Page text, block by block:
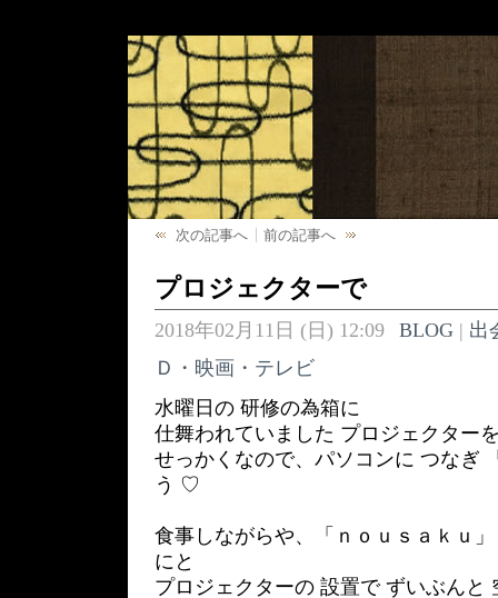
次の記事へ 前の記事へ
プロジェクターで
2018年02月11日 (日) 12:09 BLOG| 出
Ｄ・映画・テレビ
水曜日の 研修の為箱に
仕舞われていました プロジェクター
せっかくなので、パソコンに つなぎ
う ♡
食事しながらや、「ｎｏｕｓａｋｕ
にと
プロジェクターの 設置で ずいぶんと